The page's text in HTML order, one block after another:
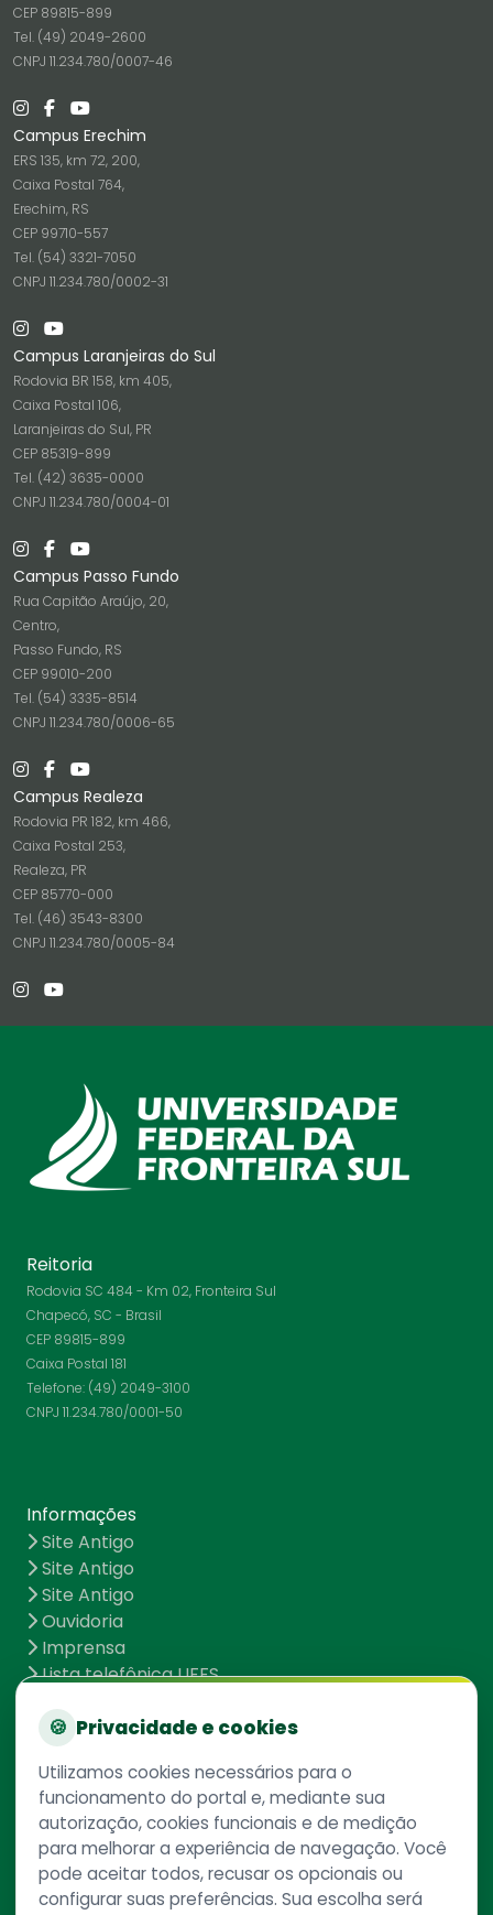
CEP 89815-899
Tel. (49) 2049-2600
CNPJ 11.234.780/0007-46
Campus Erechim
ERS 135, km 72, 200,
Caixa Postal 764,
Erechim, RS
CEP 99710-557
Tel. (54) 3321-7050
CNPJ 11.234.780/0002-31
Campus Laranjeiras do Sul
Rodovia BR 158, km 405,
Caixa Postal 106,
Laranjeiras do Sul, PR
CEP 85319-899
Tel. (42) 3635-0000
CNPJ 11.234.780/0004-01
Campus Passo Fundo
Rua Capitão Araújo, 20,
Centro,
Passo Fundo, RS
CEP 99010-200
Tel. (54) 3335-8514
CNPJ 11.234.780/0006-65
Campus Realeza
Rodovia PR 182, km 466,
Caixa Postal 253,
Realeza, PR
CEP 85770-000
Tel. (46) 3543-8300
CNPJ 11.234.780/0005-84
Reitoria
Rodovia SC 484 - Km 02, Fronteira Sul
Chapecó, SC - Brasil
CEP 89815-899
Caixa Postal 181
Telefone: (49) 2049-3100
CNPJ 11.234.780/0001-50
Informações
Site Antigo
Site Antigo
Site Antigo
Ouvidoria
Imprensa
Lista telefônica UFFS
UFFS contra o Aedes
Mapa do site
Redes Sociais
🍪 Privacidade e cookies
Utilizamos cookies necessários para o
funcionamento do portal e, mediante sua
autorização, cookies funcionais e de medição
para melhorar a experiência de navegação. Você
pode aceitar todos, recusar os opcionais ou
configurar suas preferências. Sua escolha será